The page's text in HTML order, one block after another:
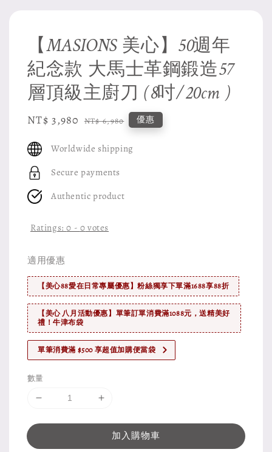
【MASIONS 美心】50週年
紀念款 大馬士革鋼鍛造57
層頂級主廚刀 (8吋/20cm )
Sale
NT$ 3,980 Regular
NT$ 6,980 優惠
Worldwide shipping
Secure payments
Authentic product
Ratings:0 - 0 votes
適用優惠
【美心88愛在日常專屬優惠】粉絲獨享下單滿1688享88折
【美心 八月活動優惠】單筆訂單消費滿1088元，送精美好
禮！牛津布袋
單筆消費滿 $500 享超值加購便當袋
數量
加入購物車